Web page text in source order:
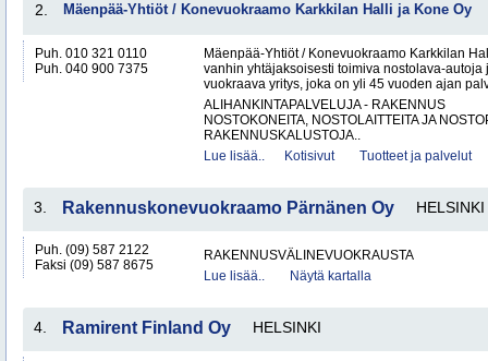
2. Mäenpää-Yhtiöt / Konevuokraamo Karkkilan Halli ja Kone Oy
Puh. 010 321 0110
Puh. 040 900 7375
Mäenpää-Yhtiöt / Konevuokraamo Karkkilan
vanhin yhtäjaksoisesti toimiva nostolava-autoja
vuokraava yritys, joka on yli 45 vuoden ajan
ALIHANKINTAPALVELUJA - RAKENNUS
NOSTOKONEITA, NOSTOLAITTEITA JA
RAKENNUSKALUSTOJA..
Lue lisää..
Kotisivut Tuotteet ja palvelut
3. Rakennuskonevuokraamo Pärnänen Oy HELSINKI
Puh. (09) 587 2122
Faksi (09) 587 8675
RAKENNUSVÄLINEVUOKRAUSTA
Lue lisää..
Näytä kartalla
4. Ramirent Finland Oy HELSINKI